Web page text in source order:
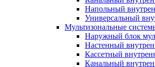
Напольный
Универсальный
Мультизональные
Наружный блок
Настенный
Кассетный
Канальный